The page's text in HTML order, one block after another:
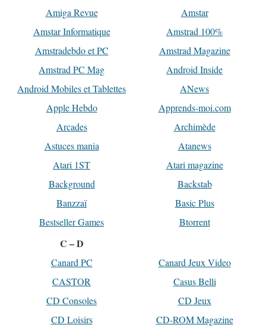
Amiga Revue
Amstar
Amstar Informatique
Amstrad 100%
Amstradebdo et PC
Amstrad Magazine
Amstrad PC Mag
Android Inside
Android Mobiles et Tablettes
ANews
Apple Hebdo
Apprends-moi.com
Arcades
Archimède
Astuces mania
Atanews
Atari 1ST
Atari magazine
Background
Backstab
Banzzaï
Basic Plus
Bestseller Games
Btorrent
C – D
Canard PC
Canard Jeux Video
CASTOR
Casus Belli
CD Consoles
CD Jeux
CD Loisirs
CD-ROM Magazine